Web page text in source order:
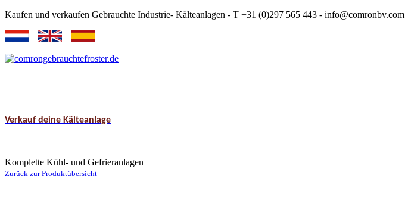
Kaufen und verkaufen Gebrauchte Industrie- Kälteanlagen - T +31 (0)297 565 443 - info@comronbv.com
Verkauf deine Kälteanlage
Komplette Kühl- und Gefrieranlagen
Zurück zur Produktübersicht